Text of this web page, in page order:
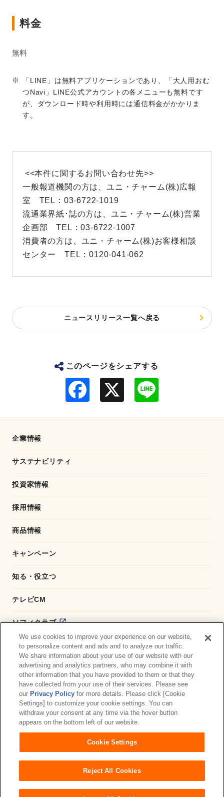
料金
無料
「LINE」は無料アプリケーションであり、「大人用おむ
つNavi」LINE公式アカウントの各メニューも無料です
が、ダウンロード時や利用時には通信料金がかかりま
す。
<<本件に関するお問い合わせ先>>
一般報道機関の方は、ユニ・チャーム(株)広報
室 TEL：03-6722-1019
流通業界紙･誌の方は、ユニ・チャーム(株)営業
企画部 TEL：03-6722-1007
消費者の方は、ユニ・チャーム(株)お客様相談
センター TEL：0120-041-062
ニュースリリース一覧へ戻る
このページをシェアする
企業情報
サステナビリティ
投資家情報
採用情報
商品情報
キャンペーン
知る・役立つ
テレビCM
ソフィクラブ
かんたん応募サービス
ダイレクトショップ
商品取扱い店舗検索
お問い合わせ サイトマップ ウェブサイト利用規約
プライバシーポリシー 障がいの表記について
We use cookies to improve your experience on our website,
to personalize content and ads and to analyze our traffic.
We share information about your use of our website with our
advertising and analytics partners, who may combine it with
other information that you have provided to them or that they
have collected from your use of their services. Please see
our Privacy Policy for more details. Please click [Cookie
Settings] to customize your cookie settings. You can
withdraw your consent at any time via the hover button
appears on the bottom left of our website.
Cookie Settings
Reject All Cookies